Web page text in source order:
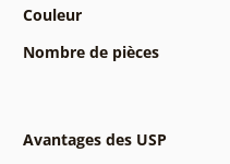
Couleur
Nombre de pièces
Avantages des USP